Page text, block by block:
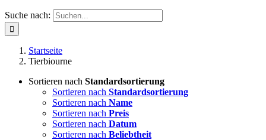
Suche nach:
Startseite
Tierbiourne
Sortieren nach Standardsortierung
Sortieren nach Standardsortierung
Sortieren nach Name
Sortieren nach Preis
Sortieren nach Datum
Sortieren nach Beliebtheit